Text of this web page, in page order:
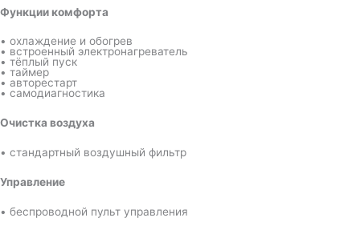
Функции комфорта
• охлаждение и обогрев
• встроенный электронагреватель
• тёплый пуск
• таймер
• авторестарт
• самодиагностика
Очистка воздуха
• стандартный воздушный фильтр
Управление
• беспроводной пульт управления